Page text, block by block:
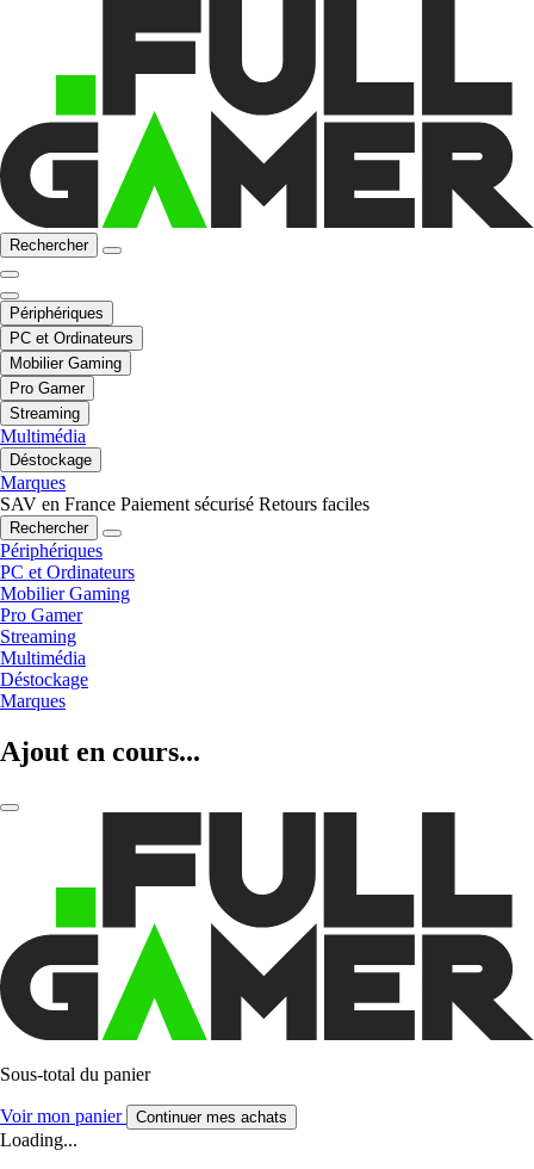
Rechercher
Périphériques
PC et Ordinateurs
Mobilier Gaming
Pro Gamer
Streaming
Multimédia
Déstockage
Marques
SAV en France Paiement sécurisé Retours faciles
Rechercher
Périphériques
PC et Ordinateurs
Mobilier Gaming
Pro Gamer
Streaming
Multimédia
Déstockage
Marques
Ajout en cours...
Sous-total du panier
Voir mon panier Continuer mes achats
Loading...